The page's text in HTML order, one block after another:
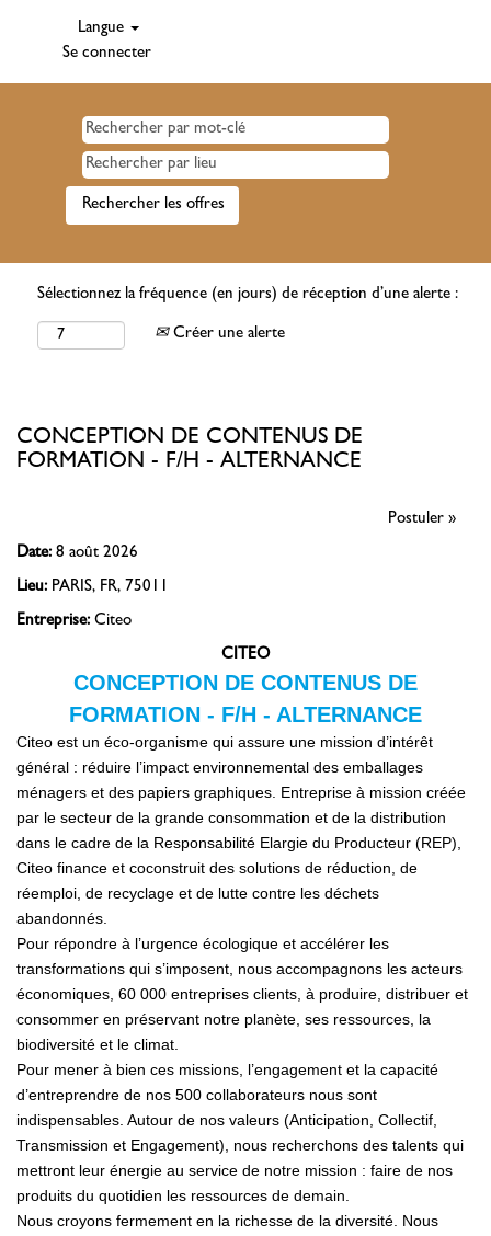
Langue
Se connecter
Sélectionnez la fréquence (en jours) de réception d’une alerte :
Créer une alerte
CONCEPTION DE CONTENUS DE
FORMATION - F/H - ALTERNANCE
Postuler »
Date: 8 août 2026
Lieu: PARIS, FR, 75011
Entreprise: Citeo
CITEO
CONCEPTION DE CONTENUS DE
FORMATION - F/H - ALTERNANCE
Citeo est un éco-organisme qui assure une mission d’intérêt
général : réduire l’impact environnemental des emballages
ménagers et des papiers graphiques. Entreprise à mission créée
par le secteur de la grande consommation et de la distribution
dans le cadre de la Responsabilité Elargie du Producteur (REP),
Citeo finance et coconstruit des solutions de réduction, de
réemploi, de recyclage et de lutte contre les déchets
abandonnés.
Pour répondre à l’urgence écologique et accélérer les
transformations qui s’imposent, nous accompagnons les acteurs
économiques, 60 000 entreprises clients, à produire, distribuer et
consommer en préservant notre planète, ses ressources, la
biodiversité et le climat.
Pour mener à bien ces missions, l’engagement et la capacité
d’entreprendre de nos 500 collaborateurs nous sont
indispensables. Autour de nos valeurs (Anticipation, Collectif,
Transmission et Engagement), nous recherchons des talents qui
mettront leur énergie au service de notre mission : faire de nos
produits du quotidien les ressources de demain.
Nous croyons fermement en la richesse de la diversité. Nous